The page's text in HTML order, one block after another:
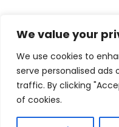
We value your
We use cookies to
serve personalised ads
traffic. By clicking
of cookies.
Iberic Gourmet